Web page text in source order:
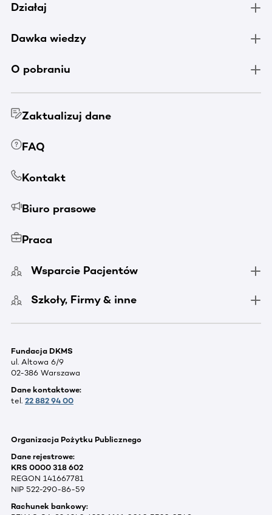
Działaj
Dawka wiedzy
O pobraniu
Zaktualizuj dane
FAQ
Kontakt
Biuro prasowe
Praca
Wsparcie Pacjentów
Szkoły, Firmy & inne
Fundacja DKMS
ul. Altowa 6/9
02-386 Warszawa
Dane kontaktowe:
tel. 22 882 94 00
Organizacja Pożytku Publicznego
Dane rejestrowe:
KRS 0000 318 602
REGON 141667781
NIP 522-290-86-59
Rachunek bankowy: